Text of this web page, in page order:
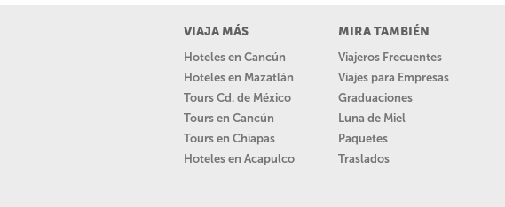
VIAJA MÁS
Hoteles en Cancún
Hoteles en Mazatlán
Tours Cd. de México
Tours en Cancún
Tours en Chiapas
Hoteles en Acapulco
MIRA TAMBIÉN
Viajeros Frecuentes
Viajes para Empresas
Graduaciones
Luna de Miel
Paquetes
Traslados